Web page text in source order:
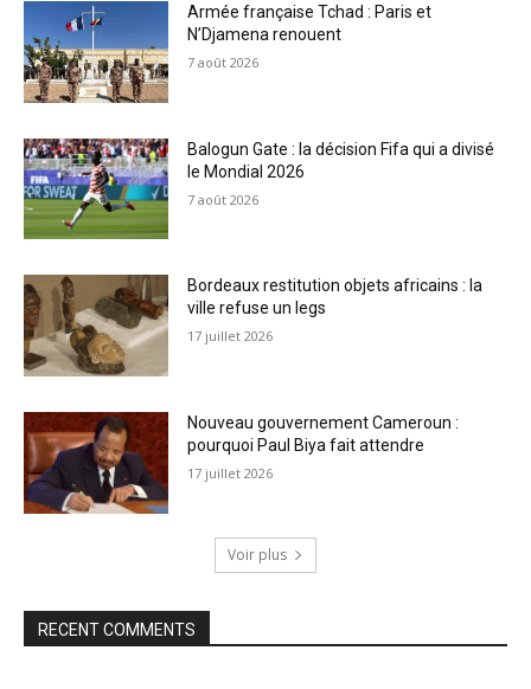
Armée française Tchad : Paris et
N’Djamena renouent
7 août 2026
Balogun Gate : la décision Fifa qui a divisé
le Mondial 2026
7 août 2026
Bordeaux restitution objets africains : la
ville refuse un legs
17 juillet 2026
Nouveau gouvernement Cameroun :
pourquoi Paul Biya fait attendre
17 juillet 2026
Voir plus
RECENT COMMENTS